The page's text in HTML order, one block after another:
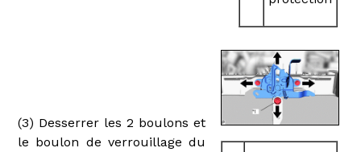
(3) Desserrer les 2 boulons et
le boulon de verrouillage du